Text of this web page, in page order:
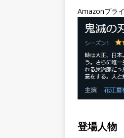
Amazonプラ
登場人物